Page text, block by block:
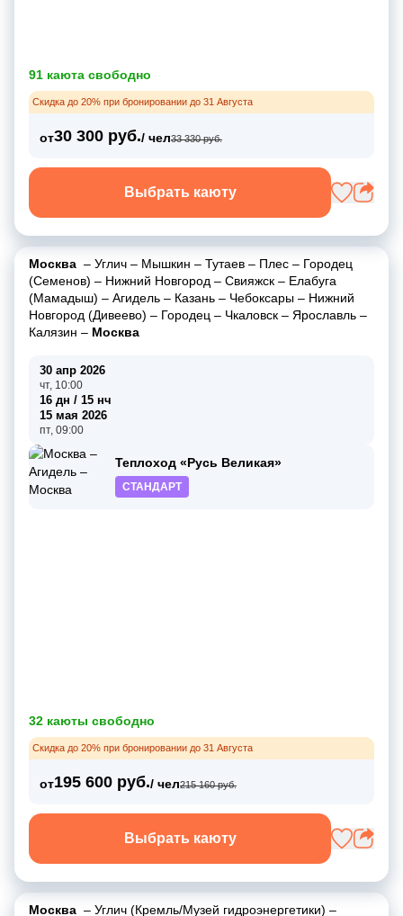
91 каюта свободно
Скидка до 20% при бронировании до 31 Августа
от30 300 руб./ чел33 330 руб.
Выбрать каюту
Москва – Углич – Мышкин – Тутаев – Плес – Городец
(Семенов) – Нижний Новгород – Свияжск – Елабуга
(Мамадыш) – Агидель – Казань – Чебоксары – Нижний
Новгород (Дивеево) – Городец – Чкаловск – Ярославль –
Калязин – Москва
30 апр 2026
чт, 10:00
16 дн / 15 нч
15 мая 2026
пт, 09:00
Теплоход «Русь Великая»
СТАНДАРТ
32 каюты свободно
Скидка до 20% при бронировании до 31 Августа
от195 600 руб./ чел215 160 руб.
Выбрать каюту
Москва – Углич (Кремль/Музей гидроэнергетики) –